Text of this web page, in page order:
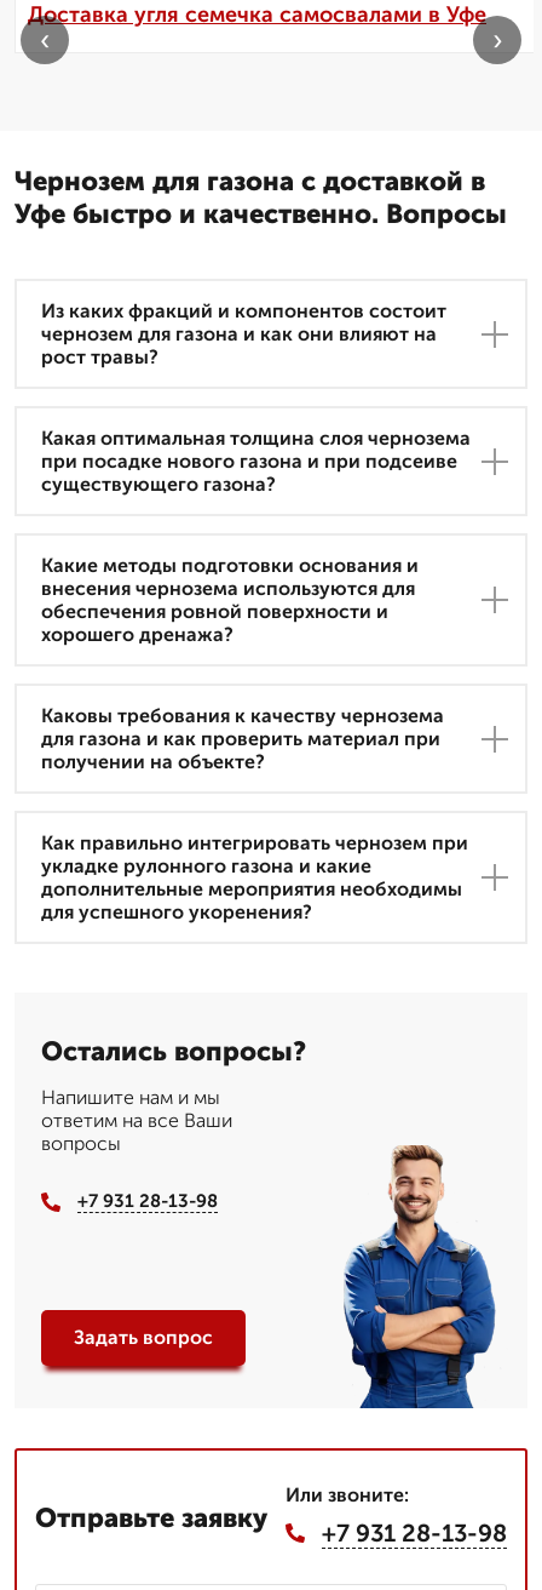
Доставка угля семечка самосвалами в Уфе
‹ ›
Чернозем для газона с доставкой в
Уфе быстро и качественно. Вопросы
Из каких фракций и компонентов состоит
чернозем для газона и как они влияют на
рост травы?
Какая оптимальная толщина слоя чернозема
при посадке нового газона и при подсеиве
существующего газона?
Какие методы подготовки основания и
внесения чернозема используются для
обеспечения ровной поверхности и
хорошего дренажа?
Каковы требования к качеству чернозема
для газона и как проверить материал при
получении на объекте?
Как правильно интегрировать чернозем при
укладке рулонного газона и какие
дополнительные мероприятия необходимы
для успешного укоренения?
Остались вопросы?
Напишите нам и мы
ответим на все Ваши
вопросы
+7 931 28-13-98
Задать вопрос
Отправьте заявку
Или звоните:
+7 931 28-13-98